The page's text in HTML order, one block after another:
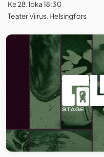
Ke 28. loka 18:30
Teater Viirus, Helsingfors